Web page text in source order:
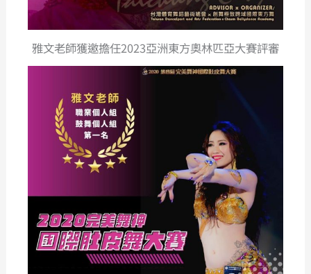
雅文老師獲邀擔任2023亞洲東方奧林匹亞大賽評審